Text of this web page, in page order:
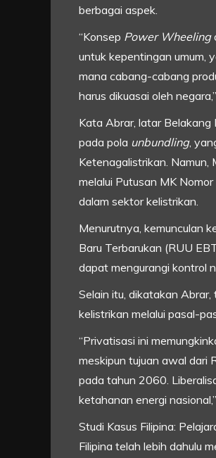
berbagai aspek.
“Konsep Power Wheeling
untuk kepentingan umum,
mana cabang-cabang
harus dikuasai oleh
Kata Abrar, latar Belakang
pada pola unbundling,
Ketenagalistrikan.
melalui Putusan MK
dalam sektor kelistrikan.
Menurutnya, kemunculan
Baru Terbarukan (RUU
dapat mengurangi kontrol
Selain itu, dikatakan
kelistrikan melalui pasal-
“Privatisasi ini
meskipun tujuan awal dari
pada tahun 2060.
ketahanan energi
Studi Kasus Filipina:
Filipina telah lebih dahulu